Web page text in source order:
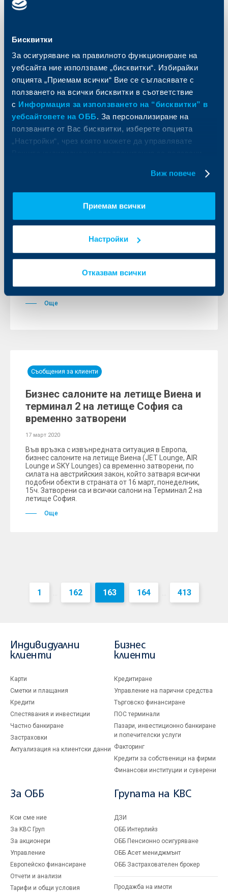
Бисквитки
За осигуряване на правилното функциониране на
уебсайта ние използваме „бисквитки“. Избирайки
опцията „Приемам всички“ Вие се съгласявате с
ползването на всички бисквитки в съответствие
с Информация за използването на “бисквитки” в
уебсайтовете на ОББ. За персонализиране на
ползваните от Вас бисквитки, изберете опцията
„Настройки“, чрез която можете да управлявате
Виж повече
Приемам всички
Настройки
Отказвам всички
петък от 08:30 до 17:00 ч. Събота и неделя ще
ОББ с нови мерки за намаляване на
финансовата тежест на клиентите
си, държатели на кредитни карти
настоящите клиенти на банката с кредитни карти
такса и без лихва.
Още
Съобщения за клиенти
Бизнес салоните на летище Виена и
терминал 2 на летище София са
временно затворени
17 март 2020
Във връзка с извънредната ситуация в Европа,
бизнес салоните на летище Виена (JET Lounge, AIR
Lounge и SKY Lounges) са временно затворени, по
силата на австрийския закон, който затваря всички
подобни обекти в страната от 16 март, понеделник,
15ч. Затворени са и всички салони на Терминал 2 на
летище София.
Още
1 ... 162 163 164 ... 413
Индивидуални
клиенти
Карти
Сметки и плащания
Кредити
Спестявания и инвестиции
Частно банкиране
Застраховки
Актуализация на клиентски данни
Бизнес
клиенти
Кредитиране
Управление на парични средства
Търговско финансиране
ПОС терминали
Пазари, инвестиционно банкиране
и попечителски услуги
Факторинг
Кредити за собственици на фирми
Финансови институции и суверени
За ОББ
Кои сме ние
За KBC Груп
За акционери
Управление
Европейско финансиране
Отчети и анализи
Тарифи и общи условия
Групата на KBC
ДЗИ
ОББ Интерлийз
ОББ Пенсионно осигуряване
ОББ Асет мениджмънт
ОББ Застрахователен брокер
Продажба на имоти